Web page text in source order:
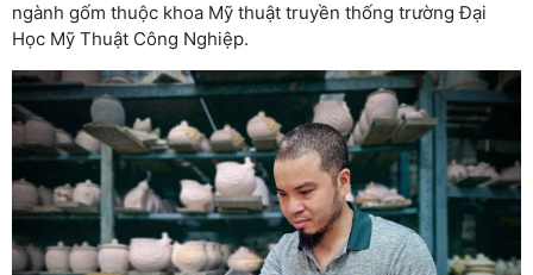
ngành gốm thuộc khoa Mỹ thuật truyền thống trường Đại
Học Mỹ Thuật Công Nghiệp.